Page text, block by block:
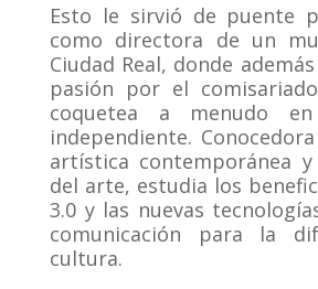
Esto le sirvió de puente
como directora de un
Ciudad Real, donde
pasión por el
coquetea a menudo
independiente.
artística contemporánea
del arte, estudia los
3.0 y las nuevas
comunicación para la
cultura.